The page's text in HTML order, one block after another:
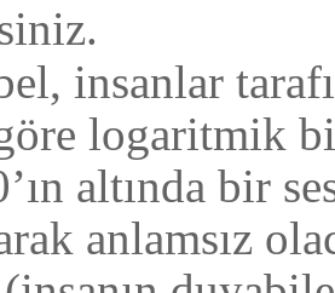
insanlar
logaritmik
altında bir
anlamsız